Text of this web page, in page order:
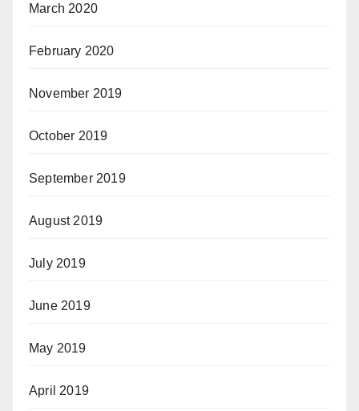
March 2020
February 2020
November 2019
October 2019
September 2019
August 2019
July 2019
June 2019
May 2019
April 2019